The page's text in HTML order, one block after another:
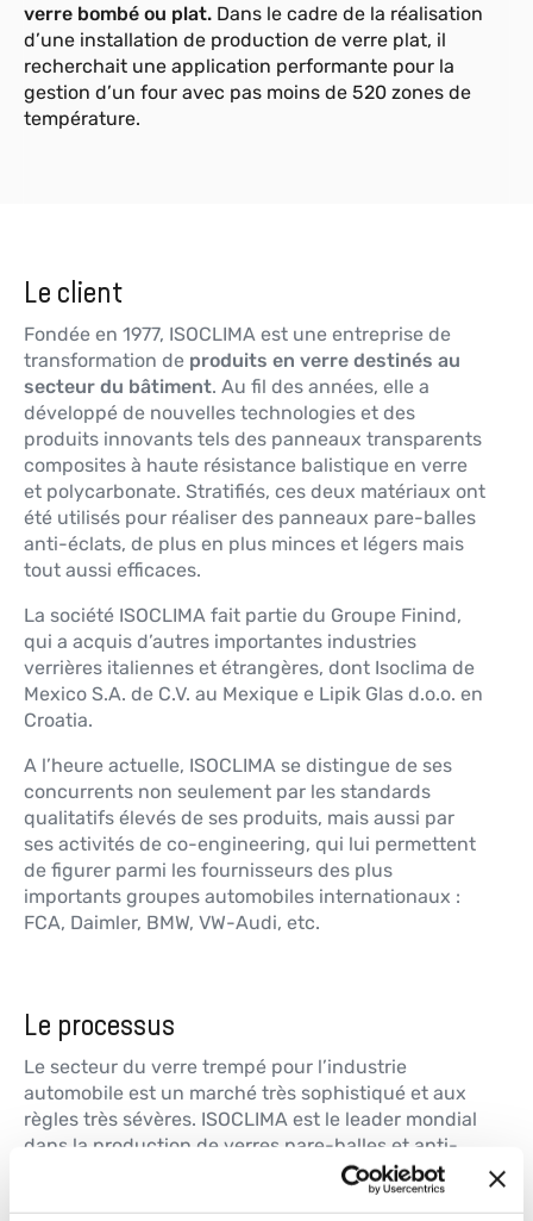
verre bombé ou plat. Dans le cadre de la réalisation
d’une installation de production de verre plat, il
recherchait une application performante pour la
gestion d’un four avec pas moins de 520 zones de
température.
Le client
Fondée en 1977, ISOCLIMA est une entreprise de
transformation de produits en verre destinés au
secteur du bâtiment. Au fil des années, elle a
développé de nouvelles technologies et des
produits innovants tels des panneaux transparents
composites à haute résistance balistique en verre
et polycarbonate. Stratifiés, ces deux matériaux ont
été utilisés pour réaliser des panneaux pare-balles
anti-éclats, de plus en plus minces et légers mais
tout aussi efficaces.
La société ISOCLIMA fait partie du Groupe Finind,
qui a acquis d’autres importantes industries
verrières italiennes et étrangères, dont Isoclima de
Mexico S.A. de C.V. au Mexique e Lipik Glas d.o.o. en
Croatia.
A l’heure actuelle, ISOCLIMA se distingue de ses
concurrents non seulement par les standards
qualitatifs élevés de ses produits, mais aussi par
ses activités de co-engineering, qui lui permettent
de figurer parmi les fournisseurs des plus
importants groupes automobiles internationaux :
FCA, Daimler, BMW, VW-Audi, etc.
Le processus
Le secteur du verre trempé pour l’industrie
automobile est un marché très sophistiqué et aux
règles très sévères. ISOCLIMA est le leader mondial
dans la production de verres pare-balles et anti-
éclats à base de polycarbonate pour les véhicules